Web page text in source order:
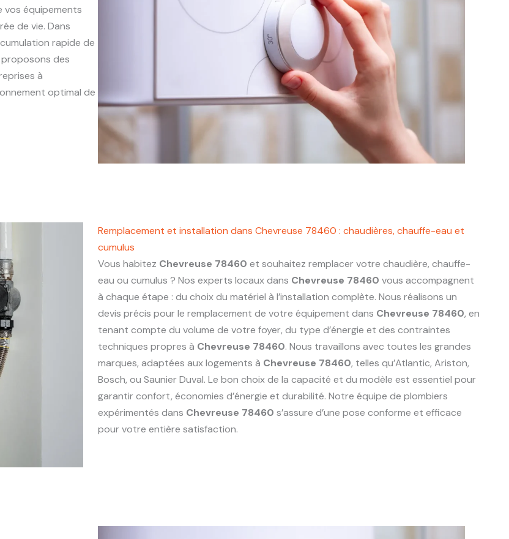
vos équipements
de vie. Dans
rapide de
des
à
optimal de
Remplacement et installation dans Chevreuse 78460 : chaudières, chauffe-eau et
cumulus
Vous habitez Chevreuse 78460 et souhaitez remplacer votre chaudière, chauffe-
eau ou cumulus ? Nos experts locaux dans Chevreuse 78460 vous accompagnent
à chaque étape : du choix du matériel à l’installation complète. Nous réalisons un
devis précis pour le remplacement de votre équipement dans Chevreuse 78460, en
tenant compte du volume de votre foyer, du type d’énergie et des contraintes
techniques propres à Chevreuse 78460. Nous travaillons avec toutes les grandes
marques, adaptées aux logements à Chevreuse 78460, telles qu’Atlantic, Ariston,
Bosch, ou Saunier Duval. Le bon choix de la capacité et du modèle est essentiel pour
garantir confort, économies d’énergie et durabilité. Notre équipe de plombiers
expérimentés dans Chevreuse 78460 s’assure d’une pose conforme et efficace
pour votre entière satisfaction.